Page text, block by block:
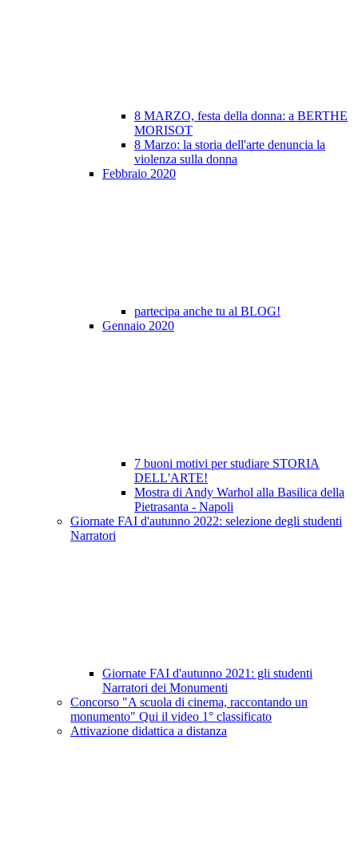
8 MARZO, festa della donna: a BERTHE
MORISOT
8 Marzo: la storia dell'arte denuncia la
violenza sulla donna
Febbraio 2020
partecipa anche tu al BLOG!
Gennaio 2020
7 buoni motivi per studiare STORIA
DELL'ARTE!
Mostra di Andy Warhol alla Basilica della
Pietrasanta - Napoli
Giornate FAI d'autunno 2022: selezione degli studenti
Narratori
Giornate FAI d'autunno 2021: gli studenti
Narratori dei Monumenti
Concorso "A scuola di cinema, raccontando un
monumento" Qui il video 1° classificato
Attivazione didattica a distanza